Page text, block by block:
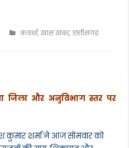
कवर्धा,खास खबर,छत्तीसगढ़
जिला और अनुविभाग स्तर पर
शर्मा ने आज सोमवार को